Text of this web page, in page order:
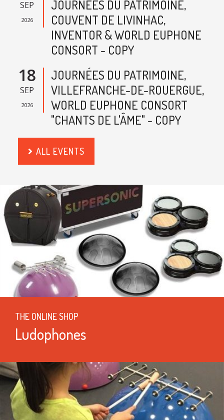
SEP
2026
JOURNÉES DU PATRIMOINE,
COUVENT DE LIVINHAC,
INVENTOR & WORLD EUPHONE
CONSORT - COPY
18
SEP
2026
JOURNÉES DU PATRIMOINE,
VILLEFRANCHE-DE-ROUERGUE,
WORLD EUPHONE CONSORT
"CHANTS DE L'ÂME" - COPY
ALL EVENTS
THE ONLINE SHOP
Ludophones